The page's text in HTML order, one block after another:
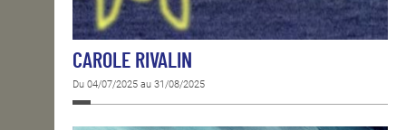
CAROLE RIVALIN
Du 04/07/2025 au 31/08/2025